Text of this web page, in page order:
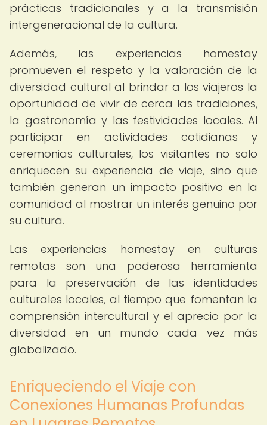
prácticas tradicionales y a la transmisión
intergeneracional de la cultura.
Además, las experiencias homestay
promueven el respeto y la valoración de la
diversidad cultural al brindar a los viajeros la
oportunidad de vivir de cerca las tradiciones,
la gastronomía y las festividades locales. Al
participar en actividades cotidianas y
ceremonias culturales, los visitantes no solo
enriquecen su experiencia de viaje, sino que
también generan un impacto positivo en la
comunidad al mostrar un interés genuino por
su cultura.
Las experiencias homestay en culturas
remotas son una poderosa herramienta
para la preservación de las identidades
culturales locales, al tiempo que fomentan la
comprensión intercultural y el aprecio por la
diversidad en un mundo cada vez más
globalizado.
Enriqueciendo el Viaje con
Conexiones Humanas Profundas